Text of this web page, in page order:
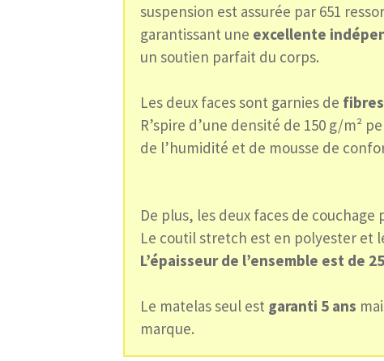
suspension est assurée par 651
garantissant une excellente
un soutien parfait du corps.
Les deux faces sont garnies de
R’spire d’une densité de 150 g/m²
de l’humidité et de mousse de
De plus, les deux faces de
Le coutil stretch est en polyester et
L’épaisseur de l’ensemble est de
Le matelas seul est garanti 5 ans
marque.